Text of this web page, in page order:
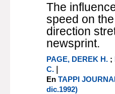
The
speed on
direction
newsprint.
PAGE, DEREK H. ;
C. |
EnTAPPI
dic.1992)